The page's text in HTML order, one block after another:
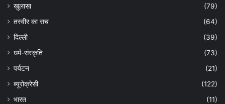
खुलासा
(79)
तस्वीर का सच
(64)
दिल्ली
(39)
धर्म-संस्कृति
(73)
पर्यटन
(21)
ब्यूरोक्रेसी
(122)
भारत
(11)